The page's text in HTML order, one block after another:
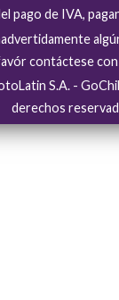
pago de IVA,
contáctese con
S.A. -
derechos